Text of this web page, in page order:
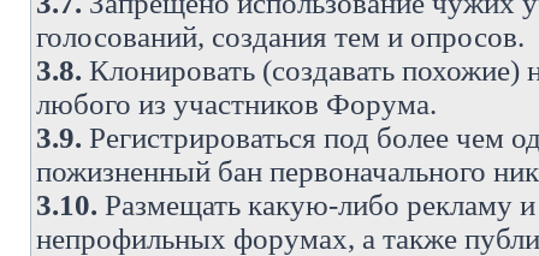
голосований, создания тем и опросов.
3.8. Клонировать (создавать похожие)
любого из участников Форума.
3.9. Регистрироваться под более чем
пожизненный бан первоначального
3.10. Размещать какую-либо рекламу
непрофильных форумах, а также